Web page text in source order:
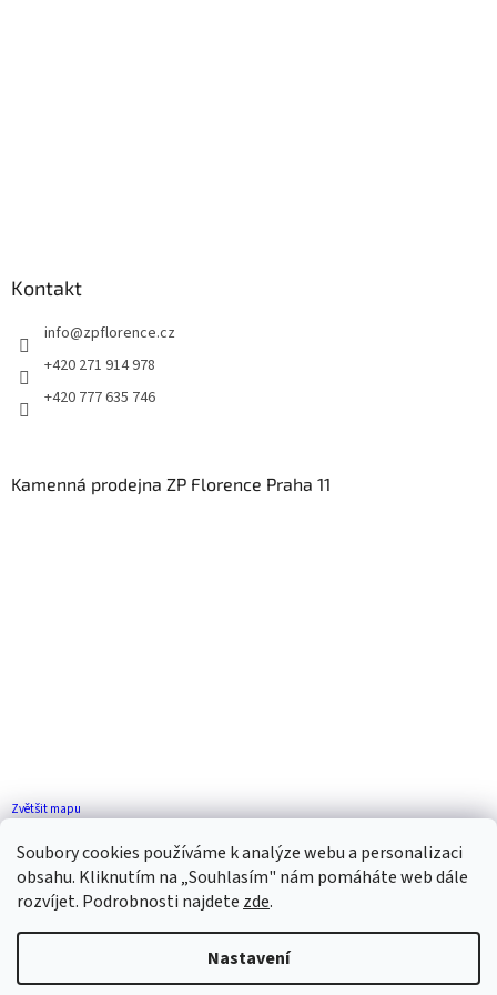
Soubory cookies používáme k analýze webu a personalizaci
obsahu. Kliknutím na „Souhlasím" nám pomáháte web dále
rozvíjet. Podrobnosti najdete zde.
Nastavení
Kontakt
info@zpflorence.cz
+420 271 914 978
+420 777 635 746
Kamenná prodejna ZP Florence Praha 11
Zvětšit mapu
Vytvořil Shoptet